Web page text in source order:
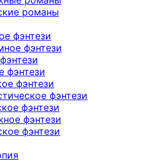
романы
фэнтези
фэнтези
фэнтези
фэнтези
фэнтези
фэнтези
фэнтези
фэнтези